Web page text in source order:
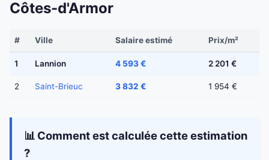
Côtes-d'Armor
# Ville Salaire estimé Prix/m²
1 Lannion 4 593 € 2 201 €
2 Saint-Brieuc 3 832 € 1 954 €
📊 Comment est calculée cette estimation
?